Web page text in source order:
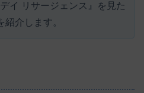
イ リサージェンス』を見た
紹介します。